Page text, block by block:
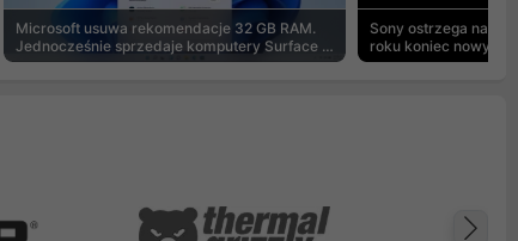
Microsoft usuwa rekomendacje 32 GB RAM.
Jednocześnie sprzedaje komputery Surface z
8 GB
Sony ostrzega na
roku koniec nowych